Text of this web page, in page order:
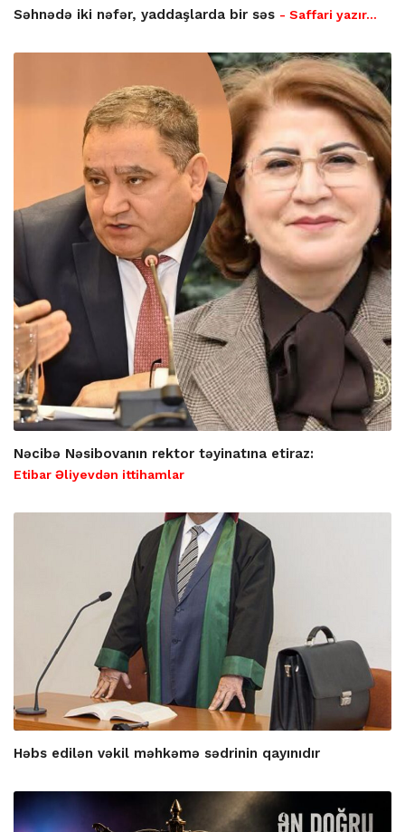
Səhnədə iki nəfər, yaddaşlarda bir səs - Saffari yazır…
Nəcibə Nəsibovanın rektor təyinatına etiraz:
Etibar Əliyevdən ittihamlar
Həbs edilən vəkil məhkəmə sədrinin qayınıdır